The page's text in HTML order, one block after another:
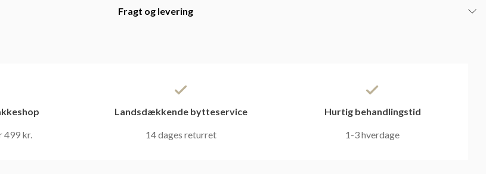
Fragt og levering
499 kr.
Landsdækkende bytteservice
14 dages returret
Hurtig behandlingstid
1-3 hverdage